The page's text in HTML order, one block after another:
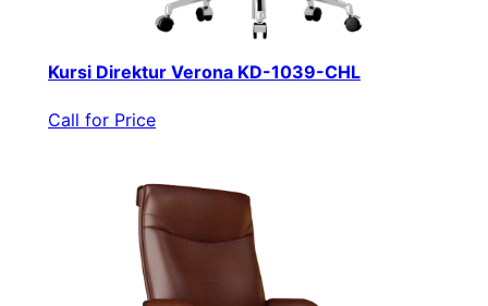
Kursi Direktur Verona KD-1039-CHL
Call for Price